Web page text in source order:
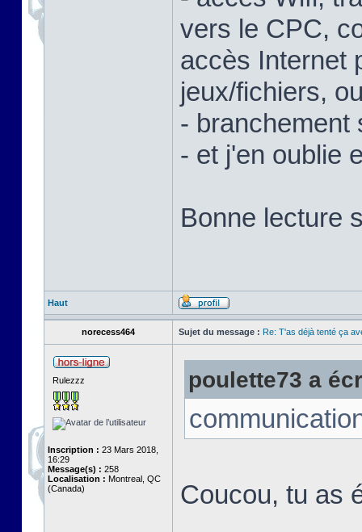
vers le CPC,
accès Internet
jeux/fichiers,
- branchement
- et j'en oublie
Bonne lecture
Haut
norecess464 Sujet du message : Re: T'as déjà tenté ça
Rulezzz
Inscription : 23 Mars 2018,
16:29
Message(s) : 258
Localisation : Montreal, QC
(Canada)
poulette73 a
Coucou, tu as